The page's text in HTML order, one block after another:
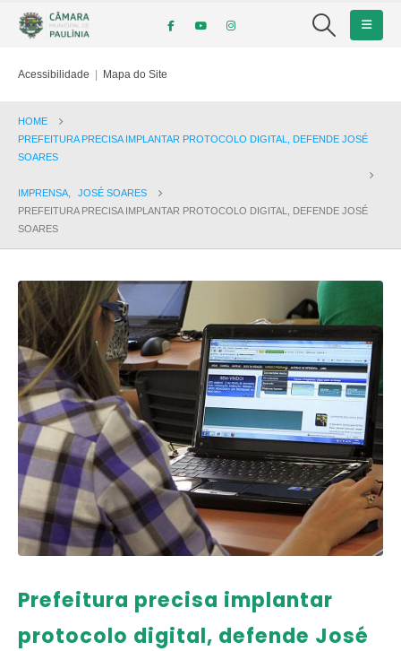
Acessibilidade | Mapa do Site
HOME
PREFEITURA PRECISA IMPLANTAR PROTOCOLO DIGITAL, DEFENDE JOSÉ
SOARES
IMPRENSA
JOSÉ SOARES
PREFEITURA PRECISA IMPLANTAR PROTOCOLO DIGITAL, DEFENDE JOSÉ
SOARES
Prefeitura precisa implantar
protocolo digital, defende José